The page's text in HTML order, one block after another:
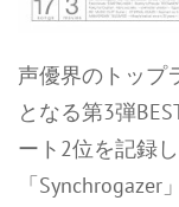
声優界のトップ
となる第3弾
ート2位を記録
「